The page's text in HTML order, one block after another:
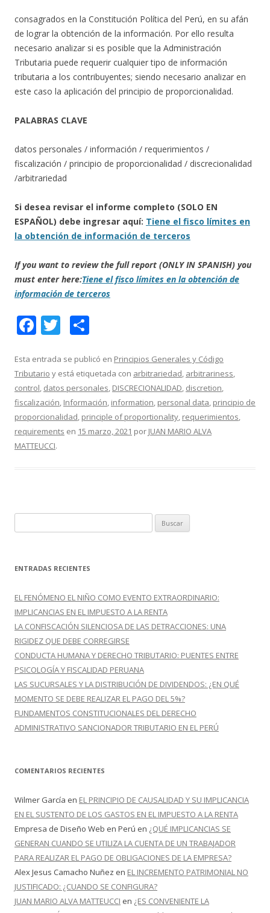
consagrados en la Constitución Política del Perú, en su afán
de lograr la obtención de la información. Por ello resulta
necesario analizar si es posible que la Administración
Tributaria puede requerir cualquier tipo de información
tributaria a los contribuyentes; siendo necesario analizar en
este caso la aplicación del principio de proporcionalidad.
PALABRAS CLAVE
datos personales / información / requerimientos /
fiscalización / principio de proporcionalidad / discrecionalidad
/arbitrariedad
Si desea revisar el informe completo (SOLO EN
ESPAÑOL) debe ingresar aquí: Tiene el fisco límites en
la obtención de información de terceros
If you want to review the full report (ONLY IN SPANISH) you
must enter here:Tiene el fisco límites en la obtención de
información de terceros
F
e
b
o
o
k
T
itt
er
m
p
ar
ti
r
Esta entrada se publicó en Principios Generales y Código
Tributario y está etiquetada con arbitrariedad, arbitrariness,
control, datos personales, DISCRECIONALIDAD, discretion,
fiscalización, Información, information, personal data, principio de
proporcionalidad, principle of proportionality, requerimientos,
requirements en 15 marzo, 2021 por JUAN MARIO ALVA
MATTEUCCI.
u
c
r
:
ENTRADAS RECIENTES
EL FENÓMENO EL NIÑO COMO EVENTO EXTRAORDINARIO:
IMPLICANCIAS EN EL IMPUESTO A LA RENTA
LA CONFISCACIÓN SILENCIOSA DE LAS DETRACCIONES: UNA
RIGIDEZ QUE DEBE CORREGIRSE
CONDUCTA HUMANA Y DERECHO TRIBUTARIO: PUENTES ENTRE
PSICOLOGÍA Y FISCALIDAD PERUANA
LAS SUCURSALES Y LA DISTRIBUCIÓN DE DIVIDENDOS: ¿EN QUÉ
MOMENTO SE DEBE REALIZAR EL PAGO DEL 5%?
FUNDAMENTOS CONSTITUCIONALES DEL DERECHO
ADMINISTRATIVO SANCIONADOR TRIBUTARIO EN EL PERÚ
COMENTARIOS RECIENTES
Wilmer García en EL PRINCIPIO DE CAUSALIDAD Y SU IMPLICANCIA
EN EL SUSTENTO DE LOS GASTOS EN EL IMPUESTO A LA RENTA
Empresa de Diseño Web en Perú en ¿QUÉ IMPLICANCIAS SE
GENERAN CUANDO SE UTILIZA LA CUENTA DE UN TRABAJADOR
PARA REALIZAR EL PAGO DE OBLIGACIONES DE LA EMPRESA?
Alex Jesus Camacho Nuñez en EL INCREMENTO PATRIMONIAL NO
JUSTIFICADO: ¿CUANDO SE CONFIGURA?
JUAN MARIO ALVA MATTEUCCI en ¿ES CONVENIENTE LA